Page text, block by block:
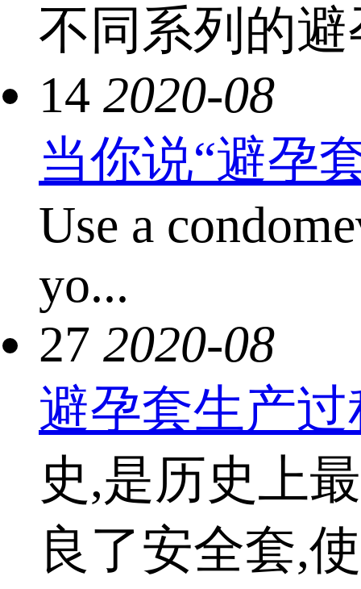
不同系列的
14 2020-08
当你说“避孕
Use a
yo...
27 2020-08
避孕套生产过
史,是历史上
良了安全套,